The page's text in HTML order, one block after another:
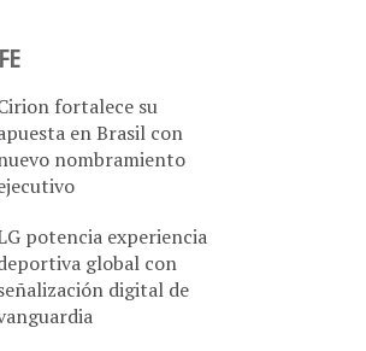
fortalece su
en Brasil con
nombramiento
potencia experiencia
global con
digital de